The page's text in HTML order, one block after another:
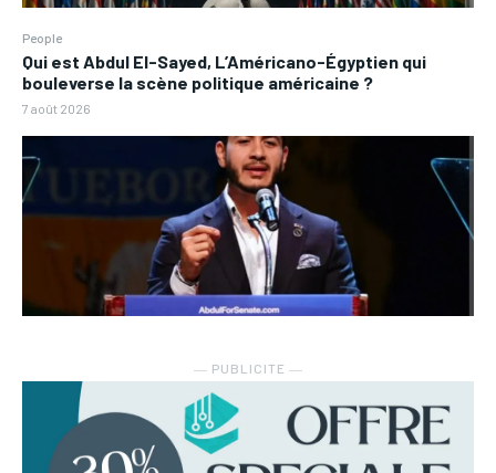
People
Qui est Abdul El-Sayed, L’Américano-Égyptien qui
bouleverse la scène politique américaine ?
7 août 2026
― PUBLICITE ―